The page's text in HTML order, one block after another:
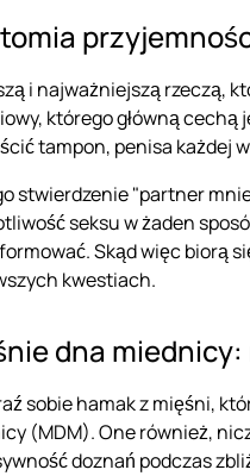
i najważniejszą rzeczą,
którego główną
tampon, penisa każdej
stwierdzenie "partner
seksu w żaden
Skąd więc biorą
kwestiach.
dna
sobie hamak z mięśni,
(MDM). One również,
doznań podczas